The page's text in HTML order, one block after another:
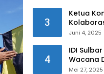
3
Ketua
Juni 4, 2025
4
IDI
Wacana
Mei 27, 2025